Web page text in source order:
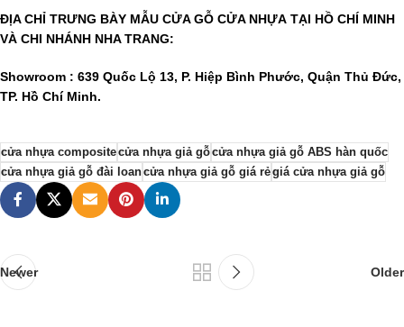
ĐỊA CHỈ TRƯNG BÀY MẪU CỬA GỖ CỬA NHỰA TẠI HỒ CHÍ MINH
VÀ CHI NHÁNH NHA TRANG:
Showroom : 639 Quốc Lộ 13, P. Hiệp Bình Phước, Quận Thủ Đức,
TP. Hồ Chí Minh.
cửa nhựa compositecửa nhựa giả gỗcửa nhựa giả gỗ ABS hàn quốc
cửa nhựa giả gỗ đài loancửa nhựa giả gỗ giá rẻgiá cửa nhựa giả gỗ
Newer Older